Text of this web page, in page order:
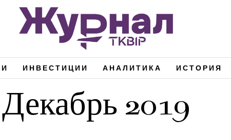
ИНВЕСТИЦИИ АНАЛИТИКА ИСТОРИЯ
Декабрь 2019